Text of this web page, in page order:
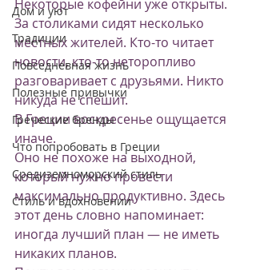
Дом и уют
Традиции
Повседневная жизнь
Полезные привычки
Греческие бренды
Что попробовать в Греции
Средиземноморский стиль
Стиль и вдохновении
Некоторые кофейни уже открыты.
За столиками сидят несколько
местных жителей. Кто-то читает
новости, кто-то неторопливо
разговаривает с друзьями. Никто
никуда не спешит.
В Греции воскресенье ощущается
иначе.
Оно не похоже на выходной,
который нужно провести
максимально продуктивно. Здесь
этот день словно напоминает:
иногда лучший план — не иметь
никаких планов.